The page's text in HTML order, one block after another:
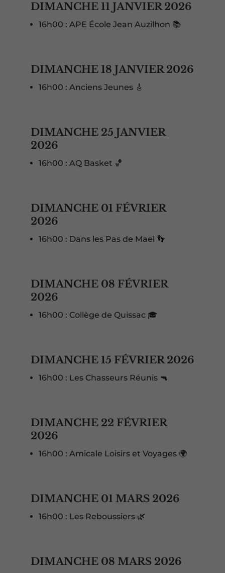
DIMANCHE 11 JANVIER 2026
16h00 : APE École Jean Auzilhon 📚
DIMANCHE 18 JANVIER 2026
16h00 : Anciens Jeunes 🎸
DIMANCHE 25 JANVIER
2026
16h00 : AQ Basket 🏀
DIMANCHE 01 FÉVRIER
2026
16h00 : Dans les Pas de Mael 👣
DIMANCHE 08 FÉVRIER
2026
16h00 : Collège de Quissac 🎓
DIMANCHE 15 FÉVRIER 2026
16h00 : Les Chasseurs Réunis 🔫
DIMANCHE 22 FÉVRIER
2026
16h00 : Amicale Loisirs et Voyages 🌍
DIMANCHE 01 MARS 2026
16h00 : Les Reboussiers 🌿
DIMANCHE 08 MARS 2026